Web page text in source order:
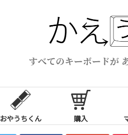
すべてのキーボードが
おやうちくん 購入